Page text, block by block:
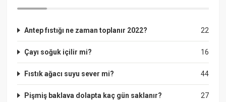
22
Antep fıstığı ne zaman toplanır 2022?
16
Çayı soğuk içilir mi?
44
Fıstık ağacı suyu sever mi?
27
Pişmiş baklava dolapta kaç gün saklanır?